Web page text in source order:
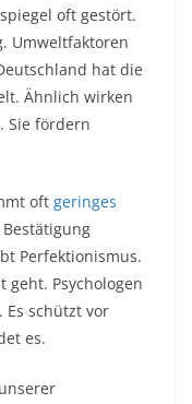
oft gestört.
Umweltfaktoren
hat die
Ähnlich wirken
Sie fördern
oft geringes
Perfektionismus.
geht. Psychologen
Es schützt vor
es.​